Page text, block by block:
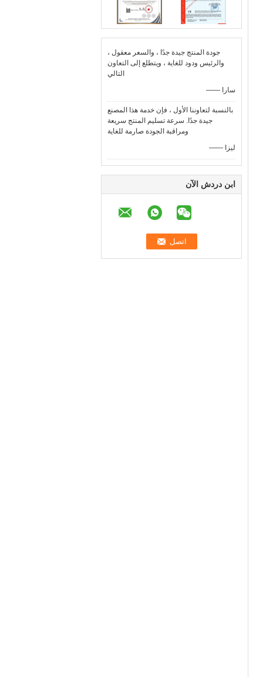
جودة المنتج جيدة جدًا ، والسعر معقول ،
والرئيس ودود للغاية ، ويتطلع إلى التعاون
التالي
—— سارا
بالنسبة لتعاوننا الأول ، فإن خدمة هذا المصنع
جيدة جدًا. سرعة تسليم المنتج سريعة
ومراقبة الجودة صارمة للغاية
—— ليزا
ابن دردش الآن